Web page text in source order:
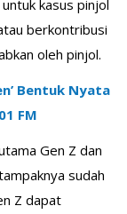
kasus pinjol
berkontribusi
oleh pinjol.
Bentuk Nyata
FM
Gen Z dan
sudah
Z dapat